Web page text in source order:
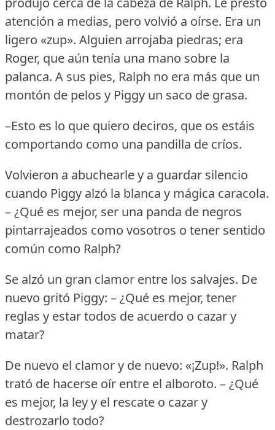
atención a medias, pero volvió a oírse. Era un
ligero «zup». Alguien arrojaba piedras; era
Roger, que aún tenía una mano sobre la
palanca. A sus pies, Ralph no era más que un
montón de pelos y Piggy un saco de grasa.
–Esto es lo que quiero deciros, que os estáis
comportando como una pandilla de críos.
Volvieron a abuchearle y a guardar silencio
cuando Piggy alzó la blanca y mágica caracola.
– ¿Qué es mejor, ser una panda de negros
pintarrajeados como vosotros o tener sentido
común como Ralph?
Se alzó un gran clamor entre los salvajes. De
nuevo gritó Piggy: – ¿Qué es mejor, tener
reglas y estar todos de acuerdo o cazar y
matar?
De nuevo el clamor y de nuevo: «¡Zup!». Ralph
trató de hacerse oír entre el alboroto. – ¿Qué
es mejor, la ley y el rescate o cazar y
destrozarlo todo?